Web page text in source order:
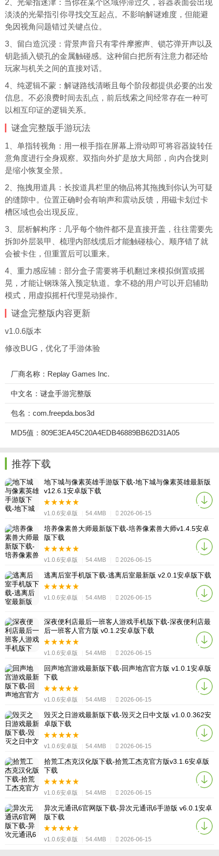
2、光晕指迷津：当你在某个区域停滞过久，容器表面会出现
淡淡的光晕指引你寻找交互起点。不影响解谜难度，但能避
免因视角问题错过关键点位。
3、留白造沉浸：背景声音只有零件摩擦声、锁芯弹开声以及
钥匙插入锁孔的金属触碰感。这种留白把所有注意力都还给
玩家与机关之间的直接对话。
4、纯逻辑不蒙：解谜路线清晰且每个阶段都提供必要的出发
信息。不必浪费时间去乱点，前后线索之间经常存在一种可
以相互印证的逻辑关系。
谜盒完整版手游玩法
1、单指转视角：用一根手指在屏幕上滑动即可将容器旋转任
意角度进行全身观察。双指向外扩是放大局部，向内合拢则
是缩小恢复全景。
2、拖拽用道具：长按道具栏里的物品将其拖拽到你认为可疑
的缝隙中。位置正确时会有响声和震动反馈，用磁卡划过卡
槽区域也会出现反应。
3、层析解构序：几乎每个物件都不是直接开盖，往往需要先
拆卸外层装甲、梳理内部线缆后才能触碰核心。顺序错了就
会被卡住，但重置后可以重来。
4、重力感应辅：部分盒子需要将手机翻过来模拟倒置或摇
晃，才能让钢珠落入预定轨道。拿不稳的用户可以开启辅助
模式，用虚拟摇杆代理晃动操作。
谜盒完整版内容更新
v1.0.6版本
修改BUG，优化了手游体验
厂商名称：Replay Games Inc.
中文名：谜盒手游完整版
包名：com.freepda.bos3d
MD5值：809E3EA45C20A4EDB46889BB62D31A05
推荐下载
地下城与像素英雄手游版下载-地下城与像素英雄最新版
v12.6.1安卓版下载
v1.0.6安卓版 54.4MB 2026-06-15
培养像素兽大师最新版下载-培养像素兽大师v1.4.5安卓
版下载
v1.0.6安卓版 54.4MB 2026-06-15
逃离后室手机版下载-逃离后室最新版 v2.0.1安卓版下载
v1.0.6安卓版 54.4MB 2026-06-15
深夜便利店最后一班客人游戏手机版下载-深夜便利店最
后一班客人官方版 v0.1.2安卓版下载
v1.0.6安卓版 54.4MB 2026-06-15
回声地宫游戏最新版下载-回声地宫官方版 v1.0.1安卓版
下载
v1.0.6安卓版 54.4MB 2026-06-15
毁灭之日游戏最新版下载-毁灭之日中文版 v1.0.0.362安
卓版下载
v1.0.6安卓版 54.4MB 2026-06-15
拾荒工杰克汉化版下载-拾荒工杰克官方版v3.1.6安卓版
下载
v1.0.6安卓版 54.4MB 2026-06-15
异次元通讯6官网版下载-异次元通讯6手游版 v6.0.1安卓
版下载
v1.0.6安卓版 54.4MB 2026-06-15